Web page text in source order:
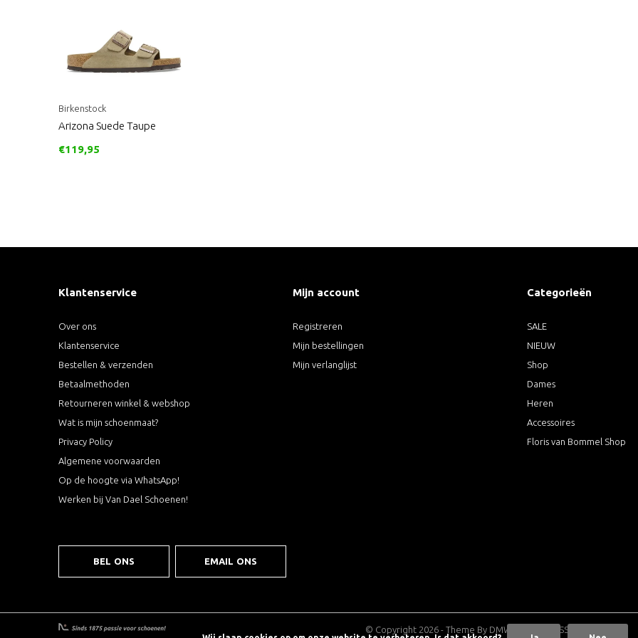
Birkenstock
Arizona Suede Taupe
€119,95
Klantenservice
Over ons
Klantenservice
Bestellen & verzenden
Betaalmethoden
Retourneren winkel & webshop
Wat is mijn schoenmaat?
Privacy Policy
Algemene voorwaarden
Op de hoogte via WhatsApp!
Werken bij Van Dael Schoenen!
Mijn account
Registreren
Mijn bestellingen
Mijn verlanglijst
Categorieën
SALE
NIEUW
Shop
Dames
Heren
Accessoires
Floris van Bommel Shop
BEL ONS EMAIL ONS
© Copyright 2026- Theme By DMWS RSS-feed